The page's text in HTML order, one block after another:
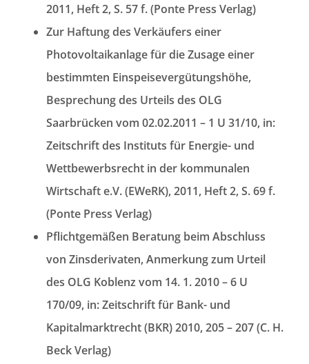
2011, Heft 2, S. 57 f. (Ponte Press Verlag)
Zur Haftung des Verkäufers einer
Photovoltaikanlage für die Zusage einer
bestimmten Einspeisevergütungshöhe,
Besprechung des Urteils des OLG
Saarbrücken vom 02.02.2011 – 1 U 31/10, in:
Zeitschrift des Instituts für Energie- und
Wettbewerbsrecht in der kommunalen
Wirtschaft e.V. (EWeRK), 2011, Heft 2, S. 69 f.
(Ponte Press Verlag)
Pflichtgemäßen Beratung beim Abschluss
von Zinsderivaten, Anmerkung zum Urteil
des OLG Koblenz vom 14. 1. 2010 – 6 U
170/09, in: Zeitschrift für Bank- und
Kapitalmarktrecht (BKR) 2010, 205 – 207 (C. H.
Beck Verlag)